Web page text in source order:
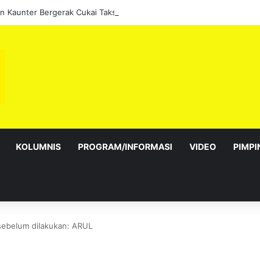
Kaunter Bergerak Cukai Taksiran sepanjang Ogos
KOLUMNIS PROGRAM/INFORMASI VIDEO
dilakukan: ARUL